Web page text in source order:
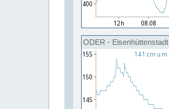
ODER - Eisenhüttenstadt